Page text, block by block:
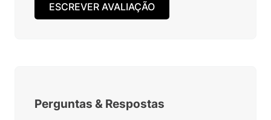
ESCREVER AVALIAÇÃO
Perguntas & Respostas